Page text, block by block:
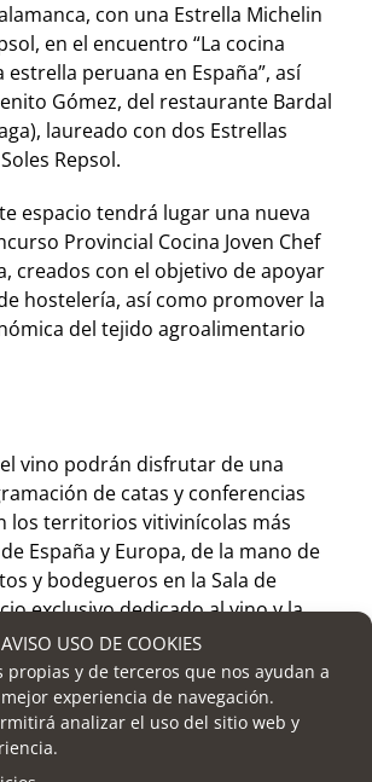
AVISO USO DE COOKIES
propias y de terceros que nos ayudan a
experiencia de navegación.
analizar el uso del sitio web y
con una Estrella Michelin
en el encuentro “La cocina
estrella peruana en España”, así
Gómez, del restaurante Bardal
laureado con dos Estrellas
Repsol.
espacio tendrá lugar una nueva
Provincial Cocina Joven Chef
creados con el objetivo de apoyar
hostelería, así como promover la
del tejido agroalimentario
vino podrán disfrutar de una
de catas y conferencias
los territorios vitivinícolas más
España y Europa, de la mano de
y bodegueros en la Sala de
exclusivo dedicado al vino y la
jornadas ofrecen a profesionales y
oportunidad única de acercarse a
del mundo del vino y la
regiones emblemáticas y
la mano de expertos que